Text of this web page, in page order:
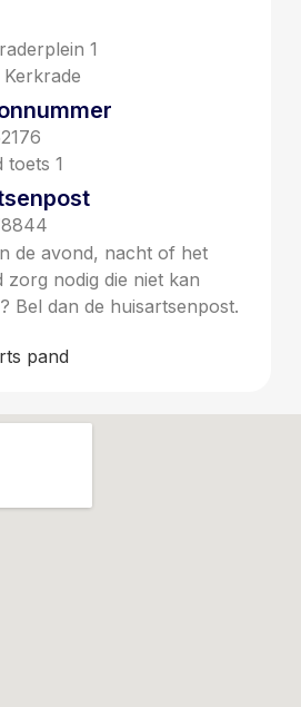
1
toets 1
de avond, nacht of het
zorg nodig die niet kan
Bel dan de huisartsenpost.